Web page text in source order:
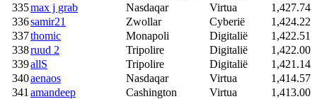
335max j grab Nasdaqar Virtua
1,427.74
336samir21 Zwollar Cyberië
1,424.22
337thomic Monapoli Digitalië
1,422.51
338ruud 2 Tripolire Digitalië
1,422.00
339allS Tripolire Digitalië
1,421.14
340aenaos Nasdaqar Virtua
1,414.57
341 amandeep Cashington Virtua
1,413.00